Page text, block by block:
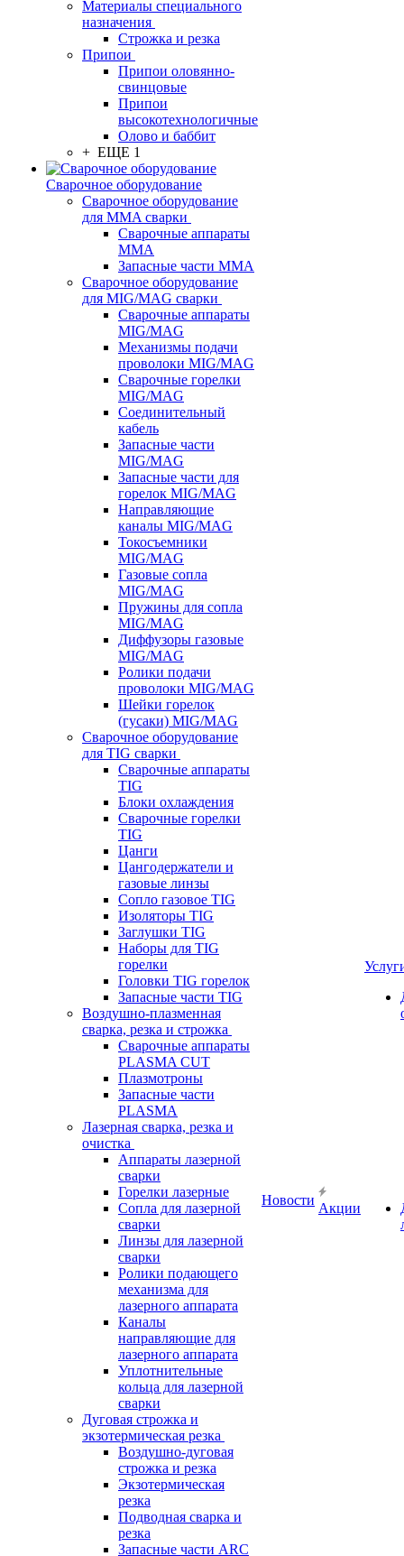
Материалы специального
назначения
Строжка и резка
Припои
Припои оловянно-
свинцовые
Припои
высокотехнологичные
Олово и баббит
+ ЕЩЕ 1
Сварочное оборудование
Сварочное оборудование
для MMA сварки
Сварочные аппараты
MMA
Запасные части MMA
Сварочное оборудование
для MIG/MAG сварки
Сварочные аппараты
MIG/MAG
Механизмы подачи
проволоки MIG/MAG
Сварочные горелки
MIG/MAG
Соединительный
кабель
Запасные части
MIG/MAG
Запасные части для
горелок MIG/MAG
Направляющие
каналы MIG/MAG
Токосъемники
MIG/MAG
Газовые сопла
MIG/MAG
Пружины для сопла
MIG/MAG
Диффузоры газовые
MIG/MAG
Ролики подачи
проволоки MIG/MAG
Шейки горелок
(гусаки) MIG/MAG
Сварочное оборудование
для TIG сварки
Сварочные аппараты
TIG
Блоки охлаждения
Сварочные горелки
TIG
Цанги
Цангодержатели и
газовые линзы
Сопло газовое TIG
Изоляторы TIG
Заглушки TIG
Наборы для TIG
горелки
Головки TIG горелок
Запасные части TIG
Воздушно-плазменная
сварка, резка и строжка
Сварочные аппараты
PLASMA CUT
Плазмотроны
Запасные части
PLASMA
Лазерная сварка, резка и
очистка
Аппараты лазерной
сварки
Горелки лазерные
Сопла для лазерной
сварки
Линзы для лазерной
сварки
Ролики подающего
механизма для
лазерного аппарата
Каналы
направляющие для
лазерного аппарата
Уплотнительные
кольца для лазерной
сварки
Дуговая строжка и
экзотермическая резка
Воздушно-дуговая
строжка и резка
Экзотермическая
резка
Подводная сварка и
резка
Запасные части ARC
Новости
Акции